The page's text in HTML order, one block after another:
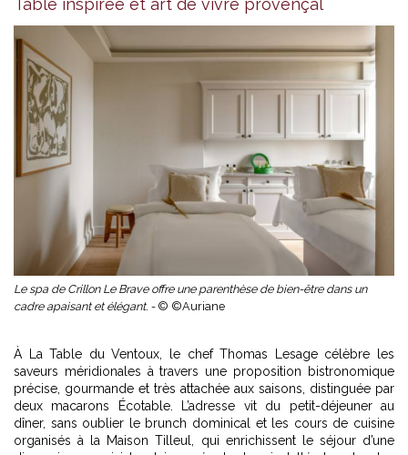
Table inspirée et art de vivre provençal
Le spa de Crillon Le Brave offre une parenthèse de bien-être dans un
cadre apaisant et élégant. - © ©Auriane
À La Table du Ventoux, le chef Thomas Lesage célèbre les
saveurs méridionales à travers une proposition bistronomique
précise, gourmande et très attachée aux saisons, distinguée par
deux macarons Écotable. L’adresse vit du petit-déjeuner au
dîner, sans oublier le brunch dominical et les cours de cuisine
organisés à la Maison Tilleul, qui enrichissent le séjour d’une